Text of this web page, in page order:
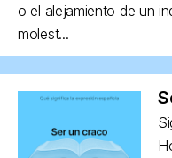
o el alejamiento de un
molest...